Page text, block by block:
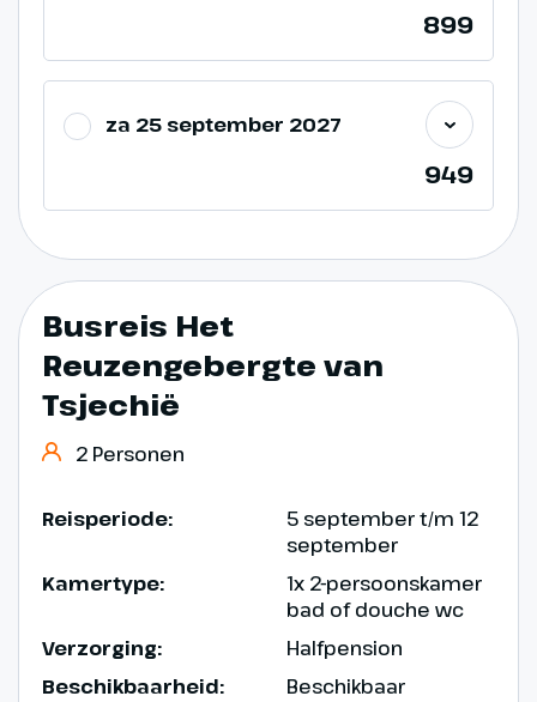
899
za 25 september 2027
949
Busreis Het
Reuzengebergte van
Tsjechië
2 Personen
Reisperiode:
5 september t/m 12
september
Kamertype:
1x 2-persoonskamer
bad of douche wc
Verzorging:
Halfpension
Beschikbaarheid:
Beschikbaar